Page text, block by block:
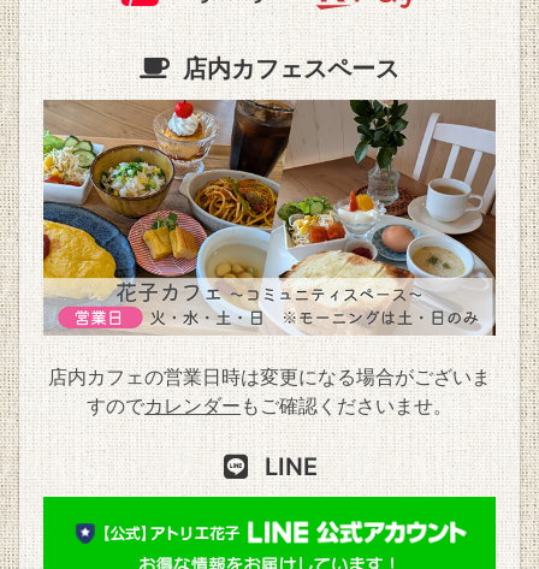
店内カフェスペース
店内カフェの営業日時は変更になる場合がございま
すのでカレンダーもご確認くださいませ。
LINE